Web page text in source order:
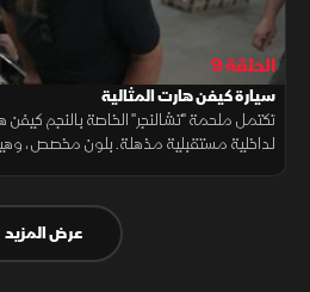
الحلقة 9
سيارة كيفن هارت المثالية
تكتمل ملحمة "تشالنجر"
لداخلية مستقبلية مذهلة. بلون مخصص،
عرض المزيد